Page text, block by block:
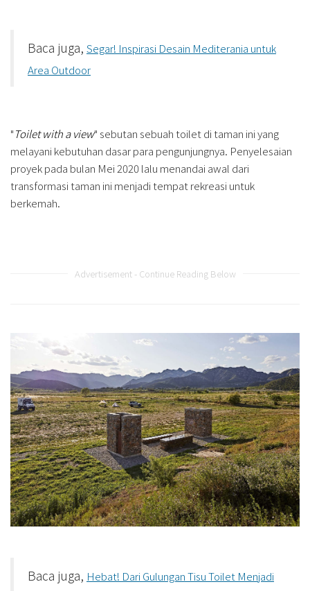
Baca juga, Segar! Inspirasi Desain Mediterania untuk
Area Outdoor
"Toilet with a view" sebutan sebuah toilet di taman ini yang
melayani kebutuhan dasar para pengunjungnya. Penyelesaian
proyek pada bulan Mei 2020 lalu menandai awal dari
transformasi taman ini menjadi tempat rekreasi untuk
berkemah.
Advertisement - Continue Reading Below
Baca juga, Hebat! Dari Gulungan Tisu Toilet Menjadi